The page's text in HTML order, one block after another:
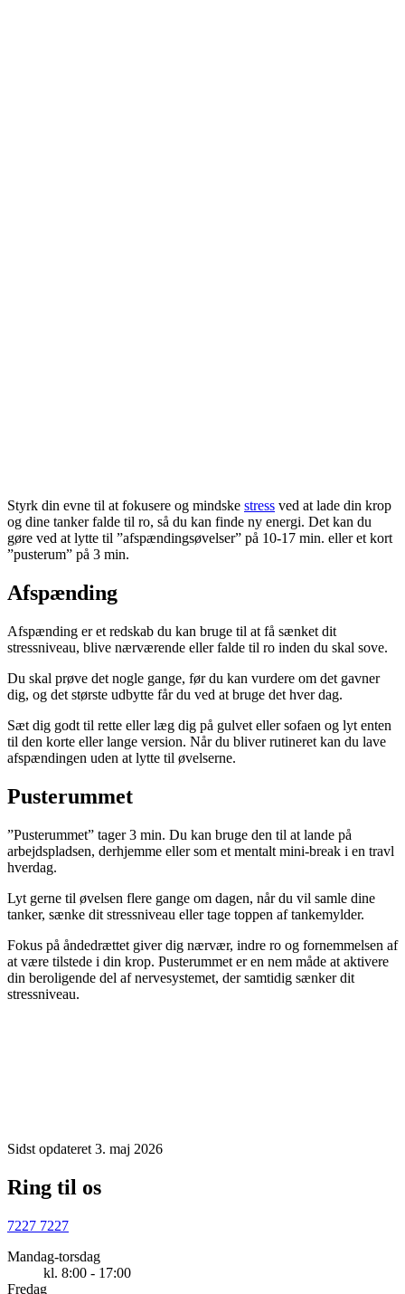
Styrk din evne til at fokusere og mindske stress ved at lade din krop
og dine tanker falde til ro, så du kan finde ny energi. Det kan du
gøre ved at lytte til ”afspændingsøvelser” på 10-17 min. eller et kort
”pusterum” på 3 min.
Afspænding
Afspænding er et redskab du kan bruge til at få sænket dit
stressniveau, blive nærværende eller falde til ro inden du skal sove.
Du skal prøve det nogle gange, før du kan vurdere om det gavner
dig, og det største udbytte får du ved at bruge det hver dag.
Sæt dig godt til rette eller læg dig på gulvet eller sofaen og lyt enten
til den korte eller lange version. Når du bliver rutineret kan du lave
afspændingen uden at lytte til øvelserne.
Pusterummet
”Pusterummet” tager 3 min. Du kan bruge den til at lande på
arbejdspladsen, derhjemme eller som et mentalt mini-break i en travl
hverdag.
Lyt gerne til øvelsen flere gange om dagen, når du vil samle dine
tanker, sænke dit stressniveau eller tage toppen af tankemylder.
Fokus på åndedrættet giver dig nærvær, indre ro og fornemmelsen af
at være tilstede i din krop. Pusterummet er en nem måde at aktivere
din beroligende del af nervesystemet, der samtidig sænker dit
stressniveau.
Sidst opdateret 3. maj 2026
Ring til os
7227 7227
Mandag-torsdag
kl. 8:00 - 17:00
Fredag